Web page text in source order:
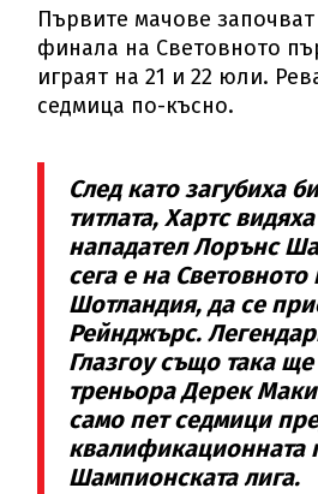
Първите мачове
финала на Световното
играят на 21 и 22 юли.
седмица по-късно.
След като загубиха
титлата, Хартс
нападател Лорънс
сега е на
Шотландия, да се
Рейнджърс.
Глазгоу също така
треньора Дерек
само пет седмици
квалификационната
Шампионската лига.